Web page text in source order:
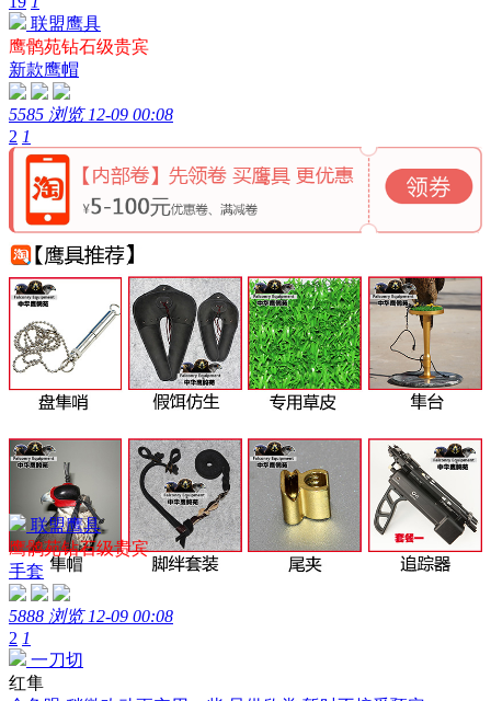
联盟鹰具
鹰鹘苑钻石级贵宾
新款鹰帽
5585 浏览 12-09 00:08
2 1
联盟鹰具
鹰鹘苑钻石级贵宾
手套
5888 浏览 12-09 00:08
2 1
一刀切
红隼